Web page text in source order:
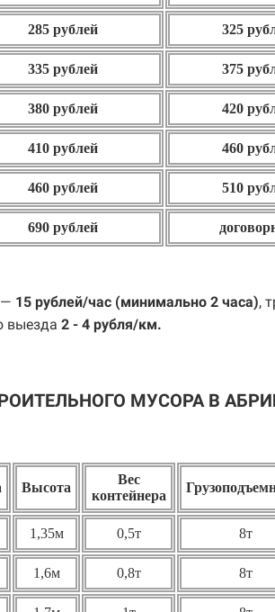
285 рублей 325
335 рублей 375
380 рублей 420
410 рублей 460
460 рублей 510
690 рублей
— 15 рублей/час (минимально 2 часа),
выезда 2 - 4 рубля/км.
МУСОРА В
Высота
Вес
контейнера
1,35м 0,5т 8т
1,6м 0,8т 8т